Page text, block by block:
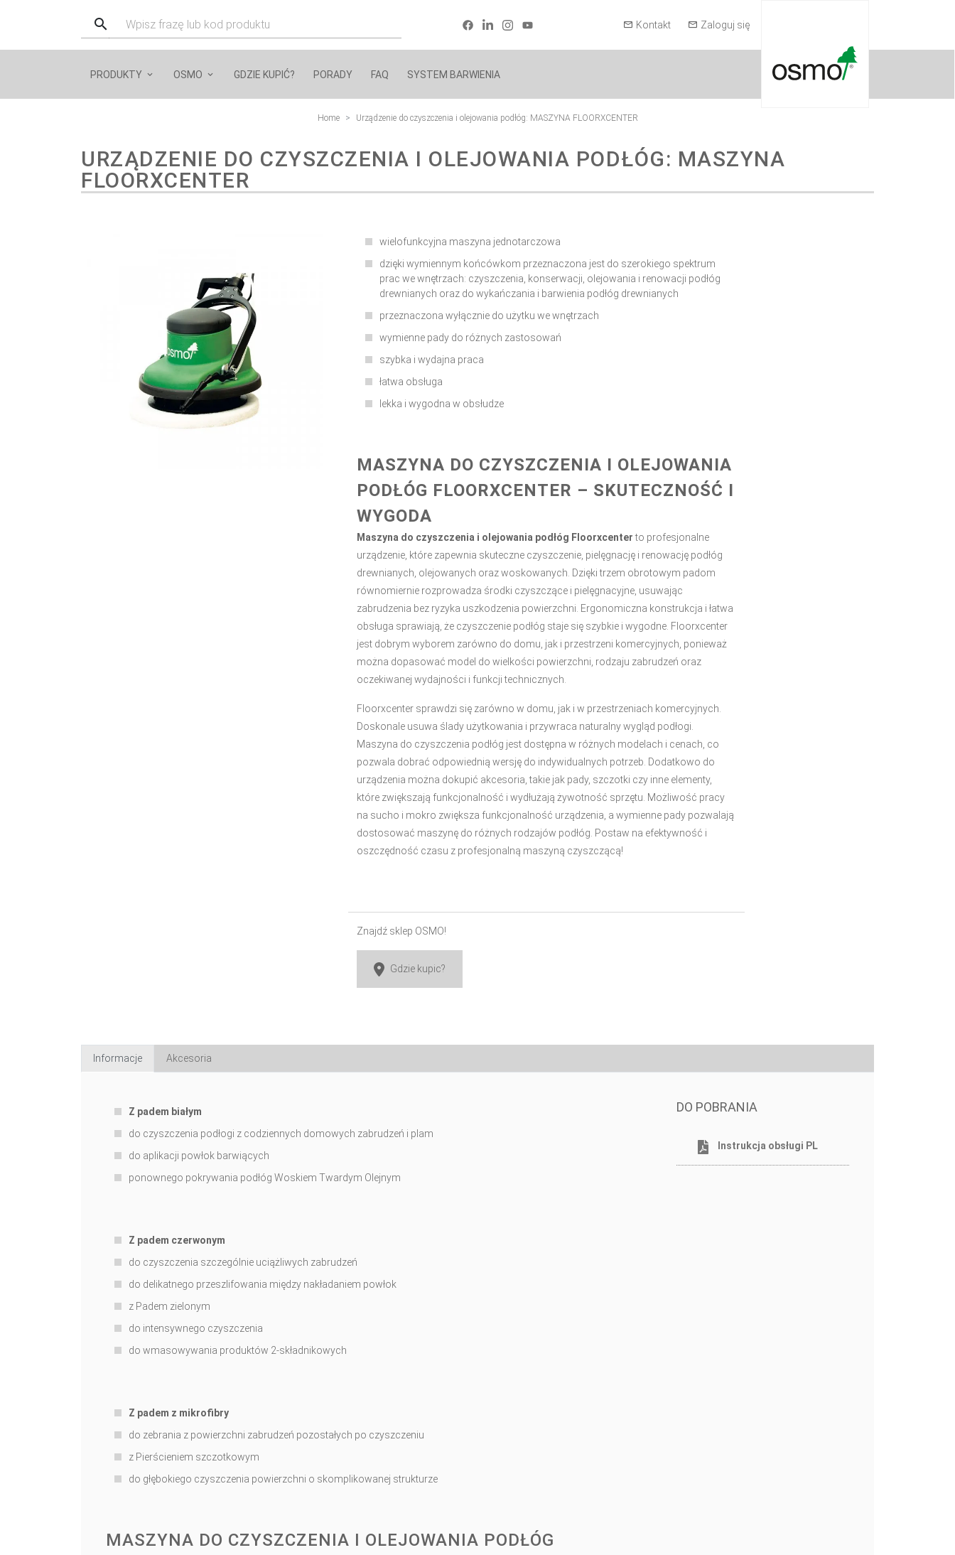
Kontakt Zaloguj się
PRODUKTY OSMO GDZIE KUPIĆ? PORADY FAQ SYSTEM BARWIENIA
Home Urządzenie do czyszczenia i olejowania podłóg: MASZYNA FLOORXCENTER
URZĄDZENIE DO CZYSZCZENIA I OLEJOWANIA PODŁÓG: MASZYNA
FLOORXCENTER
wielofunkcyjna maszyna jednotarczowa
dzięki wymiennym końcówkom przeznaczona jest do szerokiego spektrum
prac we wnętrzach: czyszczenia, konserwacji, olejowania i renowacji podłóg
drewnianych oraz do wykańczania i barwienia podłóg drewnianych
przeznaczona wyłącznie do użytku we wnętrzach
wymienne pady do różnych zastosowań
szybka i wydajna praca
łatwa obsługa
lekka i wygodna w obsłudze
MASZYNA DO CZYSZCZENIA I OLEJOWANIA
PODŁÓG FLOORXCENTER – SKUTECZNOŚĆ I
WYGODA
Maszyna do czyszczenia i olejowania podłóg Floorxcenterto profesjonalne
urządzenie, które zapewnia skuteczne czyszczenie, pielęgnację i renowację podłóg
drewnianych, olejowanych oraz woskowanych. Dzięki trzem obrotowym padom
równomiernie rozprowadza środki czyszczące i pielęgnacyjne, usuwając
zabrudzenia bez ryzyka uszkodzenia powierzchni. Ergonomiczna konstrukcja i łatwa
obsługa sprawiają, że czyszczenie podłóg staje się szybkie i wygodne. Floorxcenter
jest dobrym wyborem zarówno do domu, jak i przestrzeni komercyjnych, ponieważ
można dopasować model do wielkości powierzchni, rodzaju zabrudzeń oraz
oczekiwanej wydajności i funkcji technicznych.
Floorxcenter sprawdzi się zarówno w domu, jak i w przestrzeniach komercyjnych.
Doskonale usuwa ślady użytkowania i przywraca naturalny wygląd podłogi.
Maszyna do czyszczenia podłóg jest dostępna w różnych modelach i cenach, co
pozwala dobrać odpowiednią wersję do indywidualnych potrzeb. Dodatkowo do
urządzenia można dokupić akcesoria, takie jak pady, szczotki czy inne elementy,
które zwiększają funkcjonalność i wydłużają żywotność sprzętu. Możliwość pracy
na sucho i mokro zwiększa funkcjonalność urządzenia, a wymienne pady pozwalają
dostosować maszynę do różnych rodzajów podłóg. Postaw na efektywność i
oszczędność czasu z profesjonalną maszyną czyszczącą!
Znajdź sklep OSMO!
Gdzie kupic?
Informacje Akcesoria
Z padem białym
do czyszczenia podłogi z codziennych domowych zabrudzeń i plam
do aplikacji powłok barwiących
ponownego pokrywania podłóg Woskiem Twardym Olejnym
Z padem czerwonym
do czyszczenia szczególnie uciążliwych zabrudzeń
do delikatnego przeszlifowania między nakładaniem powłok
z Padem zielonym
do intensywnego czyszczenia
do wmasowywania produktów 2-składnikowych
Z padem z mikrofibry
do zebrania z powierzchni zabrudzeń pozostałych po czyszczeniu
z Pierścieniem szczotkowym
do głębokiego czyszczenia powierzchni o skomplikowanej strukturze
MASZYNA DO CZYSZCZENIA I OLEJOWANIA PODŁÓG
DO POBRANIA
Instrukcja obsługi PL